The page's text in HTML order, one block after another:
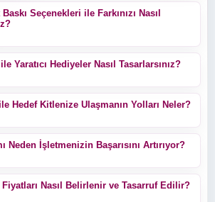
Seçenekleri ile Farkınızı Nasıl
Yaratıcı Hediyeler Nasıl Tasarlarsınız?
Hedef Kitlenize Ulaşmanın Yolları Neler?
Neden İşletmenizin Başarısını Artırıyor?
Fiyatları Nasıl Belirlenir ve Tasarruf Edilir?